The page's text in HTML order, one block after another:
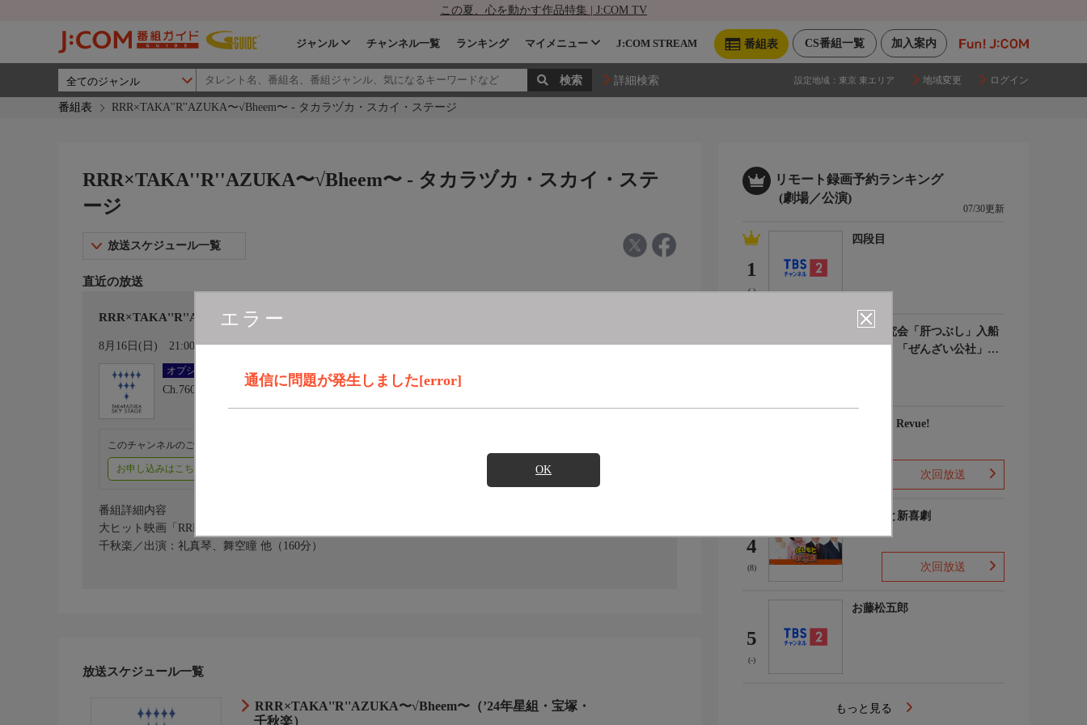
この夏、心を動かす作品特集 | J:COM TV
加入案内
CS番組一覧
番組表
ジャンル チャンネル一覧 ランキング マイメニュー J:COM STREAM
詳細検索 設定地域： 東京 東エリア 地域変更 ログイン
番組表 RRR×TAKA''R''AZUKA〜√Bheem〜 - タカラヅカ・スカイ・ステージ
エラー
通信に問題が発生しました[error]
OK
RRR×TAKA''R''AZUKA〜√Bheem〜 - タカラヅカ・スカイ・ステ
ージ
放送スケジュール一覧
直近の放送
RRR×TAKA''R''AZUKA〜√Bheem〜（’24年星組・宝塚・千秋楽）
8月16日(日) 21:00〜22:45
オプション
Ch.760
タカラヅカ・スカイ・ステージ
このチャンネルのご視聴には、オプションチャンネル(有料)のご契約が必要となります。
お申し込みはこちら
番組詳細内容
大ヒット映画「RRR」を舞台化した豪華絢爛なダンシング・インドロマン・ミュージカル。'24年星組／宝塚・
千秋楽／出演：礼真琴、舞空瞳 他（160分）
放送スケジュール一覧
RRR×TAKA''R''AZUKA〜√Bheem〜（’24年星組・宝塚・
千秋楽）
リモート録画予約ランキング
(劇場／公演)
07/30更新
1
(-)
四段目
落語研究会「肝つぶし」入船
亭扇遊、「ぜんざい公社」柳
愛, Love Revue!
次回放送
4
(8)
よしもと新喜劇
次回放送
5
(-)
お藤松五郎
もっと見る